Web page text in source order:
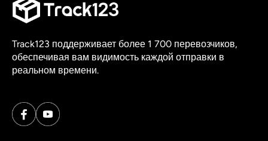
Track123 поддерживает более 1 700 перевозчиков,
обеспечивая вам видимость каждой отправки в
реальном времени.